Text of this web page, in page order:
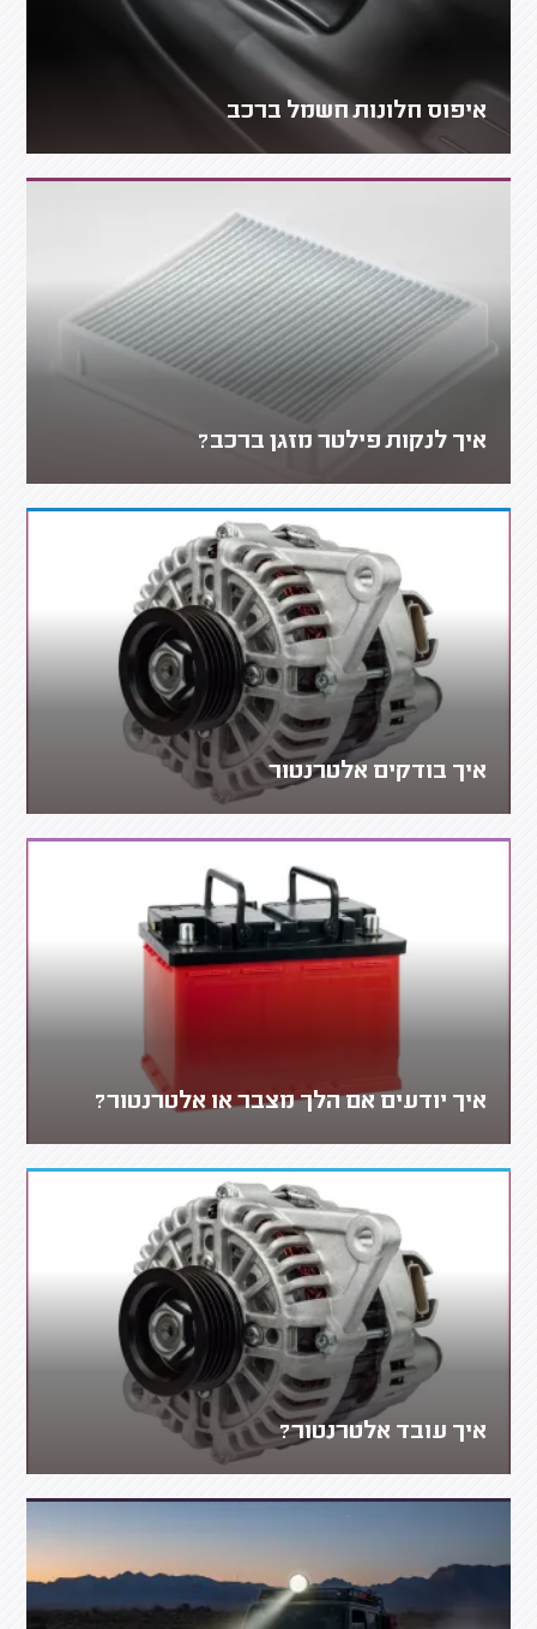
איפוס חלונות חשמל ברכב
איך לנקות פילטר מזגן ברכב?
איך בודקים אלטרנטור
איך יודעים אם הלך מצבר או אלטרנטור?
איך עובד אלטרנטור?